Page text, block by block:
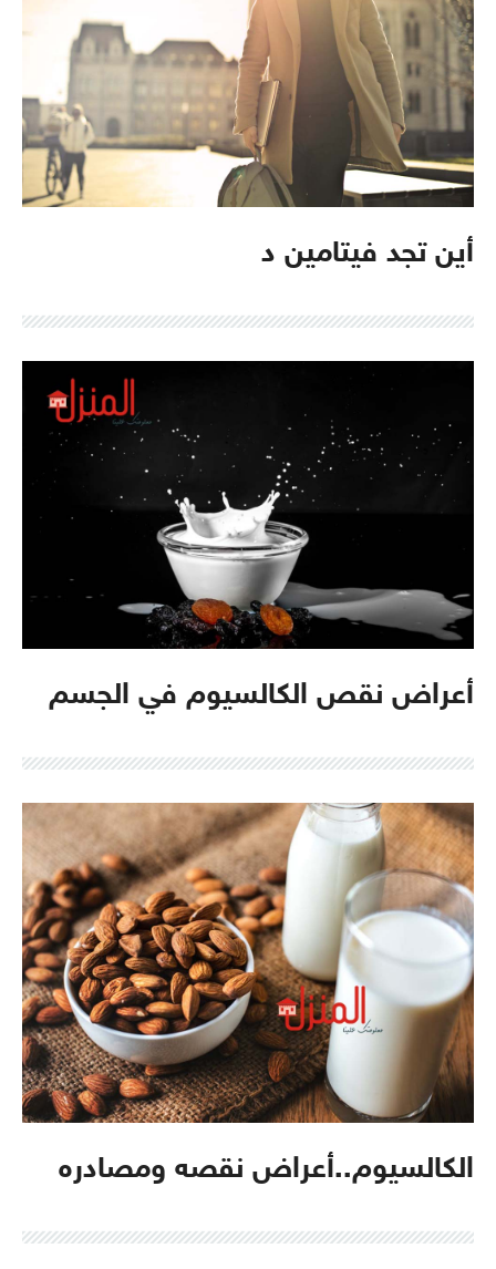
أين تجد فيتامين د
أعراض نقص الكالسيوم في الجسم
الكالسيوم..أعراض نقصه ومصادره